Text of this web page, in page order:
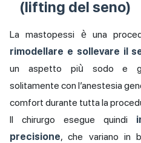
(lifting del seno)
La mastopessi è una
rimodellare e sollevare il
un aspetto più sodo e
solitamente con l’anestesia
comfort durante tutta la
Il chirurgo esegue quindi
precisione, che variano in